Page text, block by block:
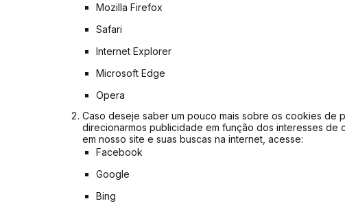
Mozilla Firefox
Safari
Internet Explorer
Microsoft Edge
Opera
Caso deseje saber um pouco mais sobre os cookies de
direcionarmos publicidade em função dos interesses de
em nosso site e suas buscas na internet, acesse:
Facebook
Google
Bing